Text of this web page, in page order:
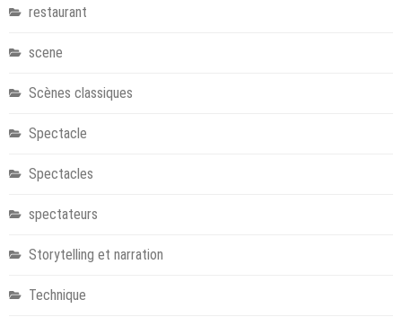
restaurant
scene
Scènes classiques
Spectacle
Spectacles
spectateurs
Storytelling et narration
Technique